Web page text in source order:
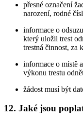
přesné označení
narození, rodné
informace o
který uložil trest
trestná činnost, za
informace o místě
výkonu trestu
žádost musí být
12. Jaké jsou